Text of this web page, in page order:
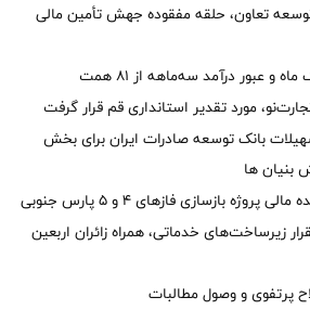
تعاون، حلقه مفقوده جهش تأمین مالی
مورد تقدیر استانداری قم قرار گرفت
تسهیلات بانک توسعه صادرات ایران برای بخش
بنیان ها
بازسازی فازهای ۴ و ۵ پارس جنوبی
زیرساخت‌های خدماتی، همراه زائران اربعین
پرتفوی و وصول مطالبات